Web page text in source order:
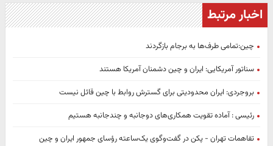
اخبار مرتبط
چین:تمامی طرف‌ها به برجام بازگردند
سناتور آمریکایی: ایران و چین دشمنان آمریکا هستند
بروجردی: ایران محدودیتی برای گسترش روابط با چین قائل نیست
رئیسی : آماده تقویت همکاری‌های دوجانبه و چندجانبه هستیم
تفاهمات تهران - پکن در گفت‌وگوی یک‌ساعته رؤسای جمهور ایران و چین